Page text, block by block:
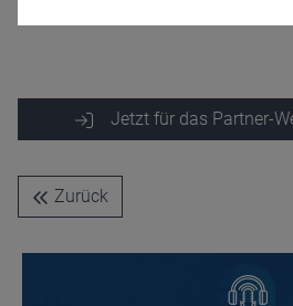
Jetzt für das Partner-
Zurück
Name
CPref
Anbieter
Ablauf
1 Jahr